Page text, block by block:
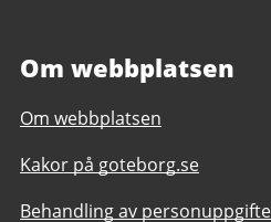
Om webbplatsen
Om webbplatsen
Kakor på goteborg.se
Behandling av